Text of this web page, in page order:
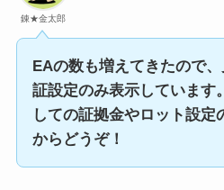
錬★金太郎
EAの数も増えてきたので
証設定のみ表示しています
しての証拠金やロット設定
からどうぞ！